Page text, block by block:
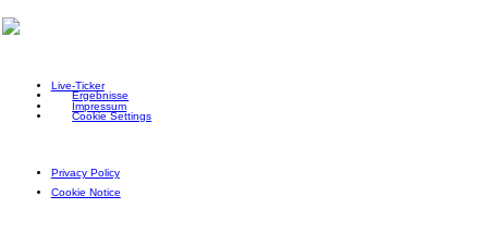
Live-Ticker
Ergebnisse
Impressum
Cookie Settings
Privacy Policy
Cookie Notice